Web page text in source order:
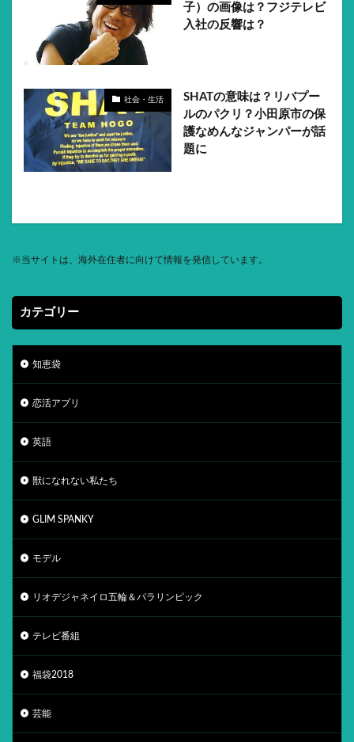
子）の画像は？フジテレビ
入社の反響は？
社会・生活
SHATの意味は？リバプー
ルのパクリ？小田原市の保
護なめんなジャンパーが話
題に
※当サイトは、海外在住者に向けて情報を発信しています。
カテゴリー
知恵袋
恋活アプリ
英語
獣になれない私たち
GLIM SPANKY
モデル
リオデジャネイロ五輪＆パラリンピック
テレビ番組
福袋2018
芸能